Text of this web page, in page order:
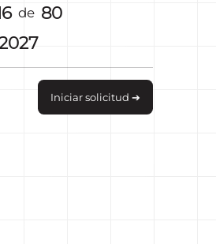
de 80
Iniciar solicitud ➔